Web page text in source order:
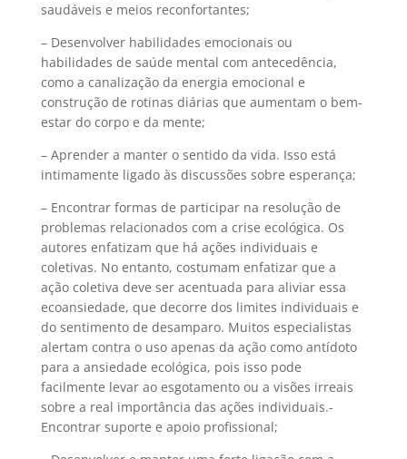
saudáveis ​​e meios reconfortantes;
– Desenvolver habilidades emocionais ou
habilidades de saúde mental com antecedência,
como a canalização da energia emocional e
construção de rotinas diárias que aumentam o bem-
estar do corpo e da mente;
– Aprender a manter o sentido da vida. Isso está
intimamente ligado às discussões sobre esperança;
– Encontrar formas de participar na resolução de
problemas relacionados com a crise ecológica. Os
autores enfatizam que há ações individuais e
coletivas. No entanto, costumam enfatizar que a
ação coletiva deve ser acentuada para aliviar essa
ecoansiedade, que decorre dos limites individuais e
do sentimento de desamparo. Muitos especialistas
alertam contra o uso apenas da ação como antídoto
para a ansiedade ecológica, pois isso pode
facilmente levar ao esgotamento ou a visões irreais
sobre a real importância das ações individuais.-
Encontrar suporte e apoio profissional;